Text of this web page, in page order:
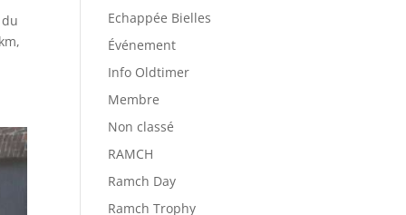
Echappée Bielles
Événement
Info Oldtimer
Membre
Non classé
RAMCH
Ramch Day
Ramch Trophy